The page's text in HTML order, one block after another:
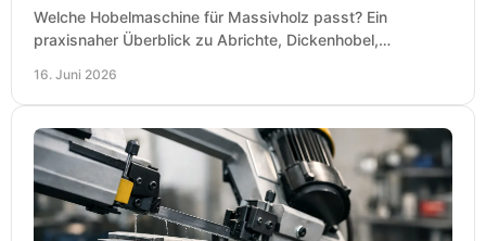
Welche Hobelmaschine für Massivholz passt? Ein
praxisnaher Überblick zu Abrichte, Dickenhobel,
16. Juni 2026